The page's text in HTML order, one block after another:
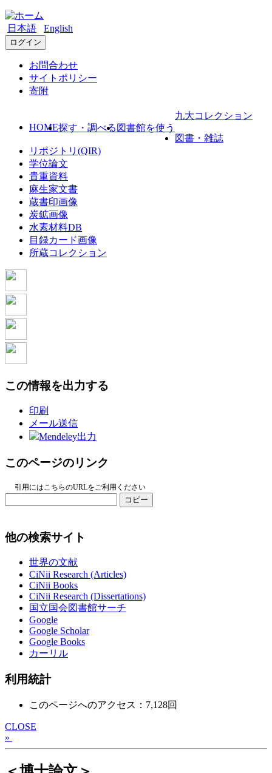
日本語 English
ログイン
お問合わせ
サイトポリシー
寄附
HOME探す・調べる 図書館を使う
九大コレクション
図書・雑誌
リポジトリ(QIR)
学位論文
貴重資料
麻生家文書
蔵書印画像
炭鉱画像
水素材料DB
目録カード画像
所蔵コレクション
この情報を出力する
印刷
メール送信
Mendeley出力
このページのリンク
引用にはこちらのURLをご利用ください
コピー
他の検索サイト
世界の文献
CiNii Research (Articles)
CiNii Books
CiNii Research (Dissertations)
国立国会図書館サーチ
Google
Google Scholar
Google Books
カーリル
利用統計
このページへのアクセス：7,128回
CLOSE
»